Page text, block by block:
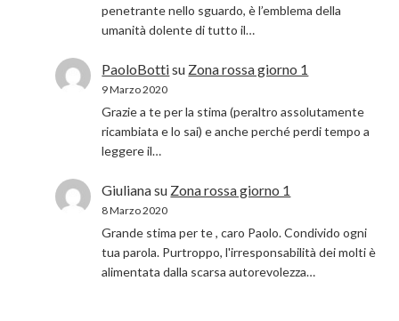
penetrante nello sguardo, è l’emblema della
umanità dolente di tutto il…
PaoloBottisu Zona rossa giorno 1
9 Marzo 2020
Grazie a te per la stima (peraltro assolutamente
ricambiata e lo sai) e anche perché perdi tempo a
leggere il…
Giulianasu Zona rossa giorno 1
8 Marzo 2020
Grande stima per te , caro Paolo. Condivido ogni
tua parola. Purtroppo, l'irresponsabilità dei molti è
alimentata dalla scarsa autorevolezza…